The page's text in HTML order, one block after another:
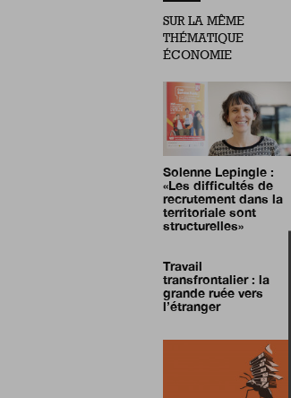
SUR LA MÊME
THÉMATIQUE
ÉCONOMIE
Solenne Lepingle :
«Les difficultés de
recrutement dans la
territoriale sont
structurelles»
Travail
transfrontalier : la
grande ruée vers
l’étranger